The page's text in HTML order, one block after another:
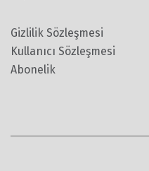
Gizlilik Sözleşmesi
Kullanıcı Sözleşmesi
Abonelik